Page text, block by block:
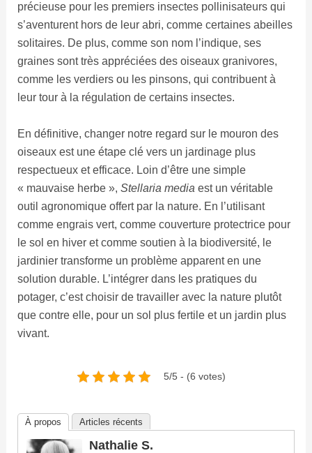
précieuse pour les premiers insectes pollinisateurs qui
s’aventurent hors de leur abri, comme certaines abeilles
solitaires. De plus, comme son nom l’indique, ses
graines sont très appréciées des oiseaux granivores,
comme les verdiers ou les pinsons, qui contribuent à
leur tour à la régulation de certains insectes.
En définitive, changer notre regard sur le mouron des
oiseaux est une étape clé vers un jardinage plus
respectueux et efficace. Loin d’être une simple
« mauvaise herbe », Stellaria media est un véritable
outil agronomique offert par la nature. En l’utilisant
comme engrais vert, comme couverture protectrice pour
le sol en hiver et comme soutien à la biodiversité, le
jardinier transforme un problème apparent en une
solution durable. L’intégrer dans les pratiques du
potager, c’est choisir de travailler avec la nature plutôt
que contre elle, pour un sol plus fertile et un jardin plus
vivant.
5/5 - (6 votes)
À propos Articles récents
Nathalie S.